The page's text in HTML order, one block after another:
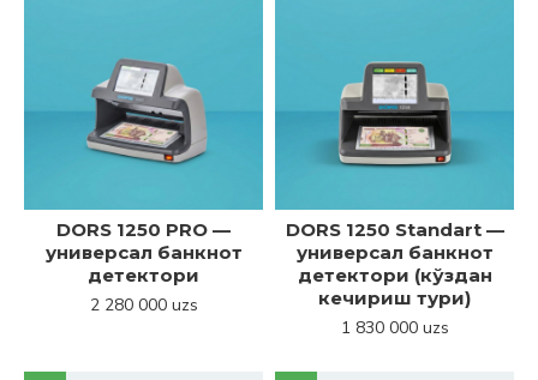
DORS 1250 PRO —
универсал банкнот
детектори
2 280 000 uzs
DORS 1250 Standart —
универсал банкнот
детектори (кўздан
кечириш тури)
1 830 000 uzs